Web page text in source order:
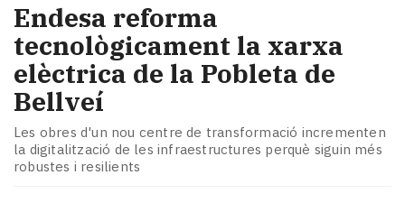
​Endesa reforma
tecnològicament la xarxa
elèctrica de la Pobleta de
Bellveí
Les obres d'un nou centre de transformació incrementen
la digitalització de les infraestructures perquè siguin més
robustes i resilients